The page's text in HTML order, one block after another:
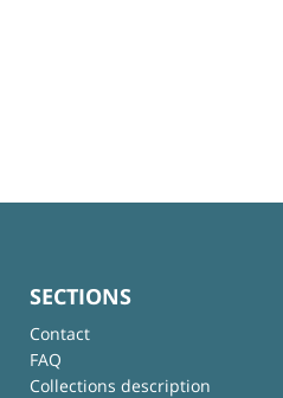
SECTIONS
Contact
FAQ
Collections description